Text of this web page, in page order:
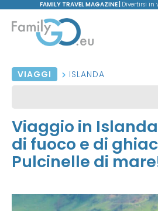
FAMILY TRAVEL MAGAZINE | Divertirsi
VIAGGI ISLANDA
Viaggio in
di fuoco e di
Pulcinelle di